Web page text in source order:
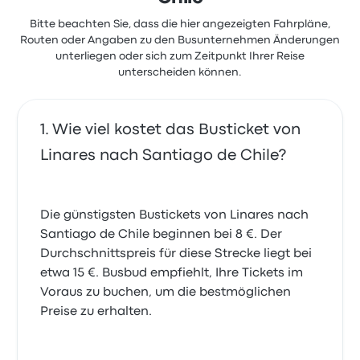
Bitte beachten Sie, dass die hier angezeigten Fahrpläne,
Routen oder Angaben zu den Busunternehmen Änderungen
unterliegen oder sich zum Zeitpunkt Ihrer Reise
unterscheiden können.
Wie viel kostet das Busticket von
Linares nach Santiago de Chile?
Die günstigsten Bustickets von Linares nach
Santiago de Chile beginnen bei 8 €. Der
Durchschnittspreis für diese Strecke liegt bei
etwa 15 €. Busbud empfiehlt, Ihre Tickets im
Voraus zu buchen, um die bestmöglichen
Preise zu erhalten.